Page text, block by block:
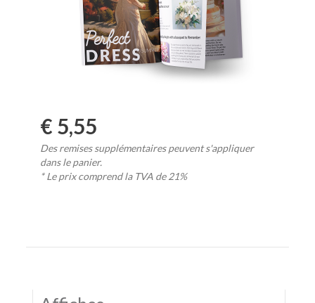
€ 5,55
Des remises supplémentaires peuvent s'appliquer
dans le panier.
* Le prix comprend la TVA de 21%